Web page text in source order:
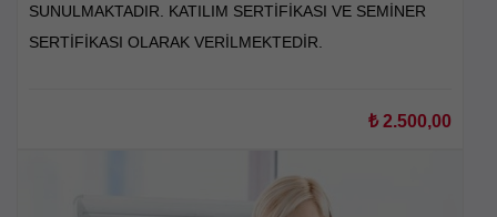
SUNULMAKTADIR. KATILIM SERTİFİKASI VE SEMİNER
SERTİFİKASI OLARAK VERİLMEKTEDİR.
₺2.500,00